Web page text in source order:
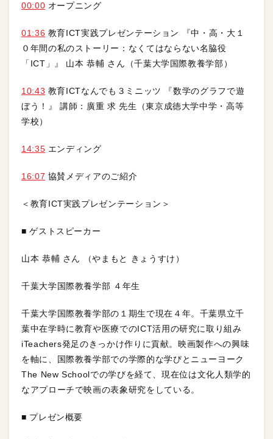
00:00 オープニング
01:36 教育ICT実践プレゼンテーション 『中・高・大１
０年間の私のストーリー：なくてはならない名脇役
「ICT」』 山本 恭輔 さん（千葉大学国際教養学部）
10:43 教育ICTなんでも３ミニッツ 『数学のグラフで遊
ぼう！』 講師：廣重 求 先生（東京成徳大学中学・高等
学校）
14:35 エンディング
16:07 協賛メディアのご紹介
＜教育ICT実践プレゼンテーション＞
■ ゲストスピーカー
山本 恭輔 さん （やまもと きょうすけ）
千葉大学国際教養学部 ４年生
千葉大学国際教養学部の１期生で現在４年。千葉県立千
葉中在学時に教育や医療でのICT活用の研究に取り組み
iTeachers発足のきっかけ作りに貢献。映画製作への興味
を軸に、国際教養学部での学際的な学びとニューヨーク
The New Schoolでの学びを経て、現在位は文化人類学的
なアプローチで映画の表象研究をしている。
■ プレゼン概要